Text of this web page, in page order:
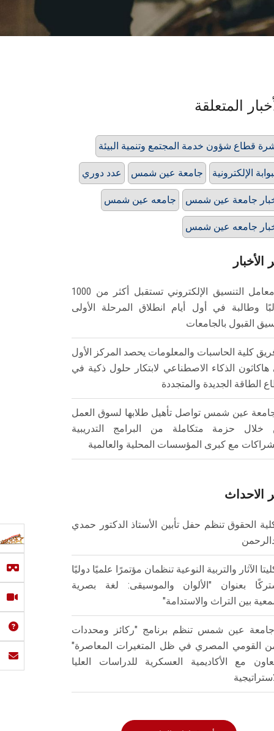
المتعلقة
قطاع شؤون خدمة المجتمع وتنمية البيئة
عدد دوري جامعة عين شمس الإلكترونية
جامعه عين شمس جامعة عين شمس
جامعه عين شمس
الأخبار
معامل التنسيق الإلكتروني تستقبل أكثر من 1000
وطالبة في أول أيام انطلاق المرحلة الأولى
القبول بالجامعات
كلية الحاسبات والمعلومات يحصد المركز الأول
الذكاء الاصطناعي لابتكار حلول ذكية في
الطاقة الجديدة والمتجددة
عين شمس تواصل تأهيل طلابها لسوق العمل
خلال حزمة متكاملة من البرامج التدريبية
مع كبرى المؤسسات المحلية والعالمية
الاحداث
الحقوق تنظم حفل تأبين الأستاذ الدكتور حمدي
الآثار والتربية النوعية تنظمان مؤتمرًا علميًا دوليًا
بعنوان "الألوان والموسيقى: لغة بصرية
بين التراث والاستدامة"
جامعة عين شمس تنظم برنامج "ركائز ومحددات
القومي المصري في ظل المتغيرات المعاصرة"
مع الأكاديمية العسكرية للدراسات العليا